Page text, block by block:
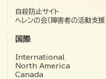
自殺防止サイト
ヘレンの会（障害者の活動支援
国際
International
North America
Canada